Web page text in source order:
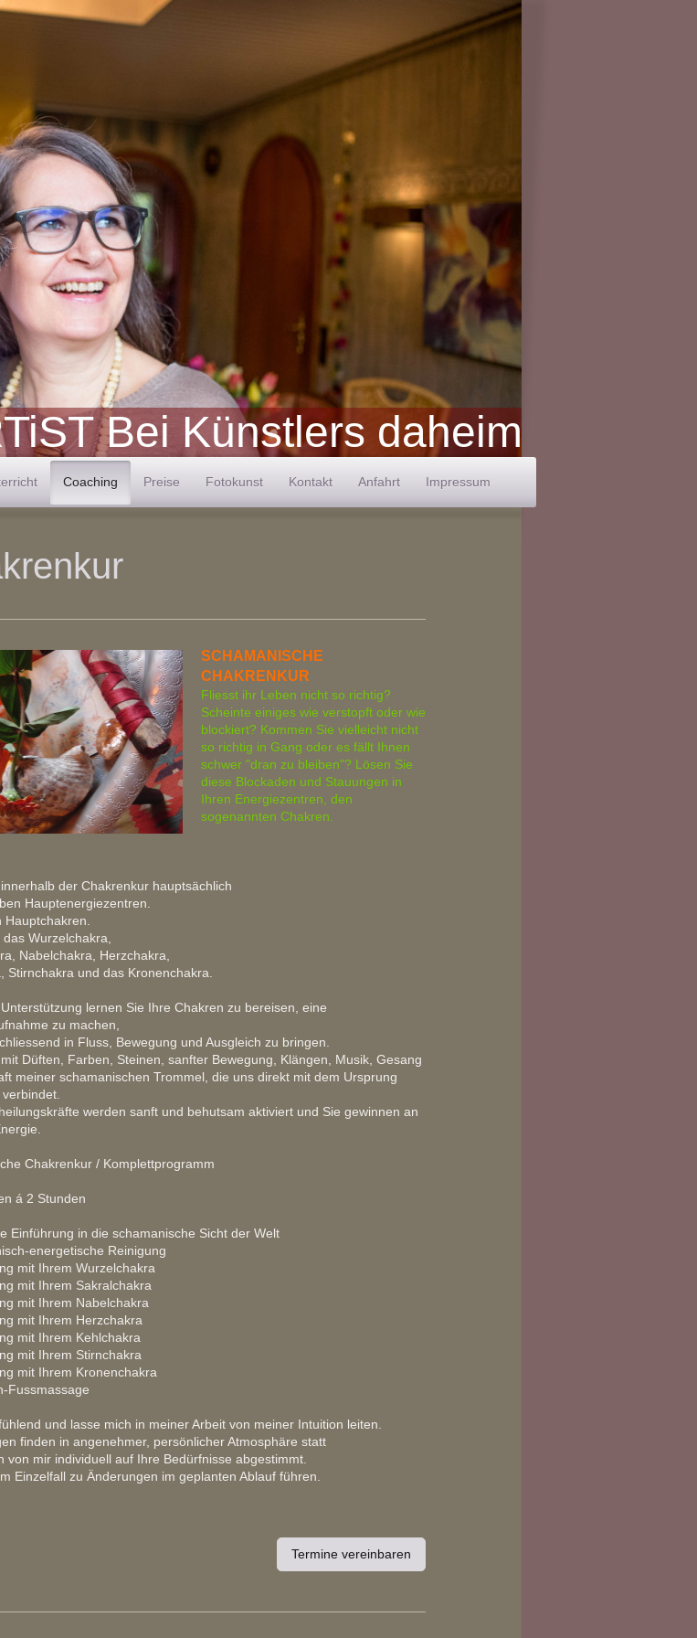
Bei Künstlers daheim
Coaching Preise Fotokunst Kontakt Anfahrt Impressum
SCHAMANISCHE
CHAKRENKUR
Fliesst ihr Leben nicht so richtig?
Scheinte einiges wie verstopft oder wie
blockiert? Kommen Sie vielleicht nicht
so richtig in Gang oder es fällt Ihnen
schwer "dran zu bleiben"? Lösen Sie
diese Blockaden und Stauungen in
Ihren Energiezentren, den
sogenannten Chakren.
der Chakrenkur hauptsächlich
Hauptenergiezentren.
Hauptchakren.
Wurzelchakra,
Nabelchakra, Herzchakra,
Stirnchakra und das Kronenchakra.
lernen Sie Ihre Chakren zu bereisen, eine
zu machen,
in Fluss, Bewegung und Ausgleich zu bringen.
Düften, Farben, Steinen, sanfter Bewegung, Klängen, Musik, Gesang
meiner schamanischen Trommel, die uns direkt mit dem Ursprung
werden sanft und behutsam aktiviert und Sie gewinnen an
Chakrenkur / Komplettprogramm
á 2 Stunden
Einführung in die schamanische Sicht der Welt
energetische Reinigung
mit Ihrem Wurzelchakra
mit Ihrem Sakralchakra
mit Ihrem Nabelchakra
mit Ihrem Herzchakra
mit Ihrem Kehlchakra
mit Ihrem Stirnchakra
mit Ihrem Kronenchakra
Fussmassage
und lasse mich in meiner Arbeit von meiner Intuition leiten.
finden in angenehmer, persönlicher Atmosphäre statt
von mir individuell auf Ihre Bedürfnisse abgestimmt.
Einzelfall zu Änderungen im geplanten Ablauf führen.
Termine vereinbaren